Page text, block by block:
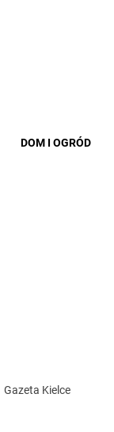
DOM I OGRÓD
Gazeta Kielce